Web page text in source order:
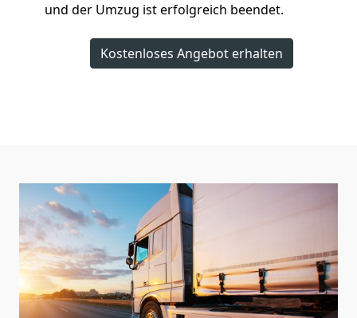
und der Umzug ist erfolgreich beendet.
Kostenloses Angebot erhalten